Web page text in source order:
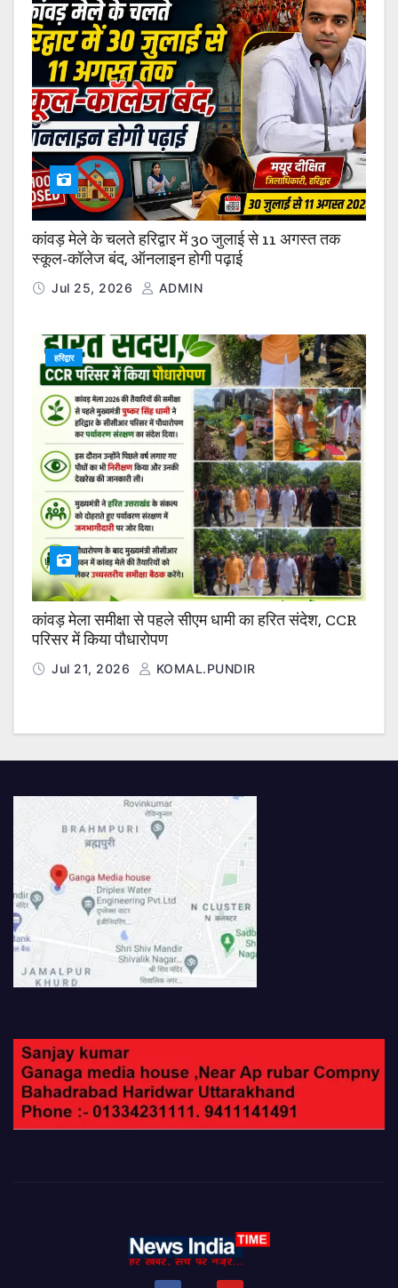
कांवड़ मेले के चलते हरिद्वार में 30 जुलाई से 11 अगस्त तक
स्कूल-कॉलेज बंद, ऑनलाइन होगी पढ़ाई
Jul 25, 2026 ADMIN
हरिद्वार
कांवड़ मेला समीक्षा से पहले सीएम धामी का हरित संदेश, CCR
परिसर में किया पौधारोपण
Jul 21, 2026 KOMAL.PUNDIR